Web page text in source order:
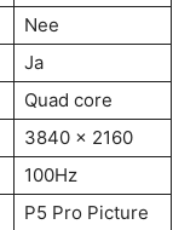
Nee
Ja
Quad core
3840 x 2160
100Hz
P5 Pro Picture